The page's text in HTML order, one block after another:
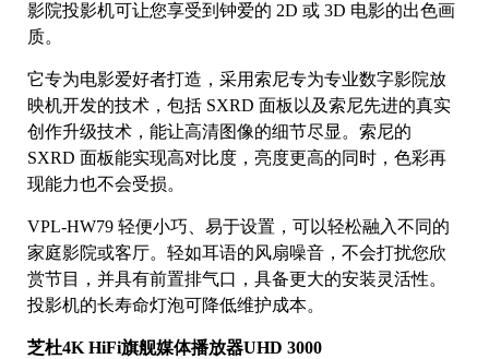
影院投影机可让您享受到钟爱的 2D 或 3D 电影的出色画
质。
它专为电影爱好者打造，采用索尼专为专业数字影院放
映机开发的技术，包括 SXRD 面板以及索尼先进的真实
创作升级技术，能让高清图像的细节尽显。索尼的
SXRD 面板能实现高对比度，亮度更高的同时，色彩再
现能力也不会受损。
VPL-HW79 轻便小巧、易于设置，可以轻松融入不同的
家庭影院或客厅。轻如耳语的风扇噪音，不会打扰您欣
赏节目，并具有前置排气口，具备更大的安装灵活性。
投影机的长寿命灯泡可降低维护成本。
芝杜4K HiFi旗舰媒体播放器UHD 3000